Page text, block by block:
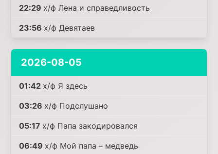
22:29 х/ф Лена и справедливость
23:56 х/ф Девятаев
2026-08-05
01:42 х/ф Я здесь
03:26 х/ф Подслушано
05:17 х/ф Папа закодировался
06:49 х/ф Мой папа – медведь